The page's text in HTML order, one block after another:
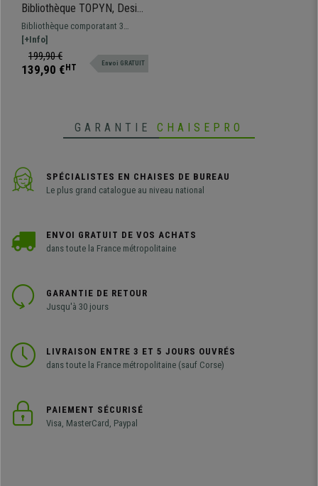
Bibliothèque TOPYN, Design
Moderne, 62,2x24x102,4
cm, Blanc
Bibliothèque comporatant 3
étagères, idéale por ranger livres
et objets aussi bien à la maison
qu'au bureau
[+Info]
199,90 €
139,90 € HT Envoi GRATUIT
GARANTIE CHAISEPRO
SPÉCIALISTES EN CHAISES DE BUREAU
Le plus grand catalogue au niveau national
ENVOI GRATUIT DE VOS ACHATS
dans toute la France métropolitaine
GARANTIE DE RETOUR
Jusqu'à 30 jours
LIVRAISON ENTRE 3 ET 5 JOURS OUVRÉS
dans toute la France métropolitaine (sauf Corse)
PAIEMENT SÉCURISÉ
Visa, MasterCard, Paypal